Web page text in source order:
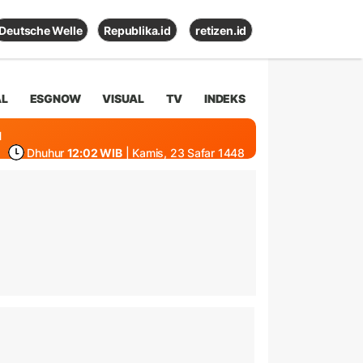
Deutsche Welle Republika.id retizen.id
ESGNOW VISUAL TV INDEKS
Dhuhur 12:02 WIB | Kamis, 23 Safar 1448